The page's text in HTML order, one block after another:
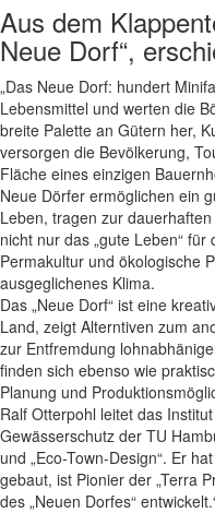
Aus dem
Neue Dorf“,
„Das Neue Dorf: hundert
Lebensmittel und werten die
breite Palette an Gütern her,
versorgen die Bevölkerung,
Fläche eines einzigen
Neue Dörfer ermöglichen ein
Leben, tragen zur
nicht nur das „gute Leben“
Permakultur und ökologische
ausgeglichenes Klima.
Das „Neue Dorf“ ist eine
Land, zeigt Alterntiven zum
zur Entfremdung
finden sich ebenso wie
Planung und
Ralf Otterpohl leitet das
Gewässerschutz der TU
und „Eco-Town-Design“. Er
gebaut, ist Pionier der „Terra
des „Neuen Dorfes“